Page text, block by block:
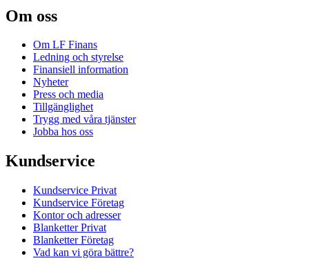
Om oss
Om LF Finans
Ledning och styrelse
Finansiell information
Nyheter
Press och media
Tillgänglighet
Trygg med våra tjänster
Jobba hos oss
Kundservice
Kundservice Privat
Kundservice Företag
Kontor och adresser
Blanketter Privat
Blanketter Företag
Vad kan vi göra bättre?